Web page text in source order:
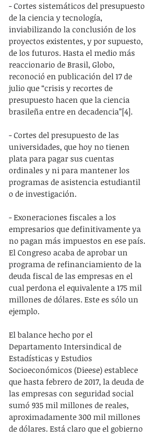
- Cortes sistemáticos del presupuesto
de la ciencia y tecnología,
inviabilizando la conclusión de los
proyectos existentes, y por supuesto,
de los futuros. Hasta el medio más
reaccionario de Brasil, Globo,
reconoció en publicación del 17 de
julio que “crisis y recortes de
presupuesto hacen que la ciencia
brasileña entre en decadencia”[4].
- Cortes del presupuesto de las
universidades, que hoy no tienen
plata para pagar sus cuentas
ordinales y ni para mantener los
programas de asistencia estudiantil
o de investigación.
- Exoneraciones fiscales a los
empresarios que definitivamente ya
no pagan más impuestos en ese país.
El Congreso acaba de aprobar un
programa de refinanciamiento de la
deuda fiscal de las empresas en el
cual perdona el equivalente a 175 mil
millones de dólares. Este es sólo un
ejemplo.
El balance hecho por el
Departamento Intersindical de
Estadísticas y Estudios
Socioeconómicos (Dieese) establece
que hasta febrero de 2017, la deuda de
las empresas con seguridad social
sumó 935 mil millones de reales,
aproximadamente 300 mil millones
de dólares. Está claro que el gobierno